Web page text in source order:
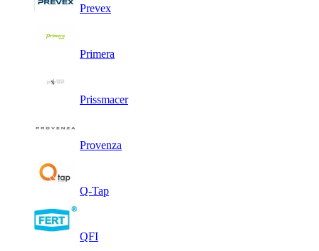
Prevex
Primera
Prissmacer
Provenza
Q-Tap
QFI